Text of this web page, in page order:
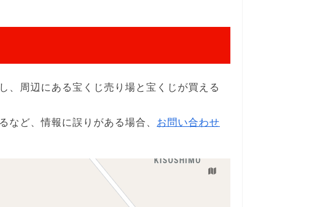
、周辺にある宝くじ売り場と宝くじが買える
など、情報に誤りがある場合、 お問い合わせ